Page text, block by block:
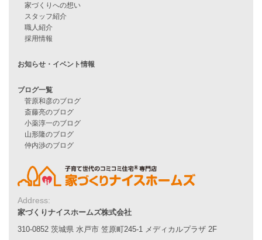
他社で無理だと言われた方へ
住宅ローンのよくある質問
月収25万円で家を建てる方法
WOOD BOX
ハピネスシリーズ
Smart2030
Sシリーズ
シンプルな平屋
エコハウス
耐震性能
家づくりの流れ
7つのポイント
平屋をお考えの方へ
Address:
家づくりナイスホームズ株式会社
310-0852 茨城県 水戸市 笠原町245-1 メディカルプラザ 2F